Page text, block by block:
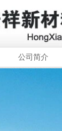
公司简介